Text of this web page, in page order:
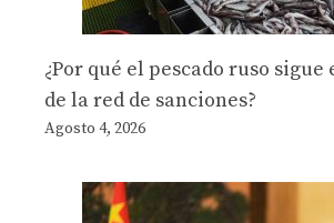
¿Por qué el pescado ruso sigue
de la red de sanciones?
Agosto 4, 2026